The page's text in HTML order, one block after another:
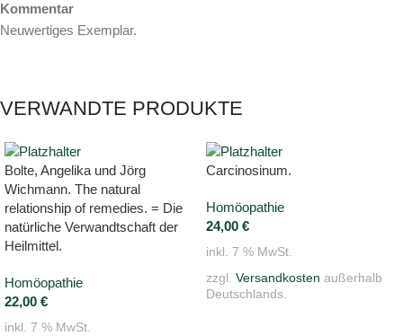
Kommentar
Neuwertiges Exemplar.
VERWANDTE PRODUKTE
Bolte, Angelika und Jörg
Wichmann. The natural
relationship of remedies. = Die
natürliche Verwandtschaft der
Heilmittel.
Homöopathie
22,00 €
inkl. 7 % MwSt.
Carcinosinum.
Homöopathie
24,00 €
inkl. 7 % MwSt.
zzgl. Versandkosten außerhalb
Deutschlands.